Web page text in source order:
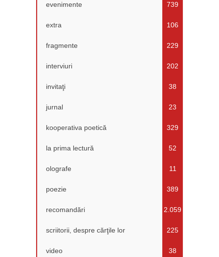
evenimente 739
extra 106
fragmente 229
interviuri 202
invitaţi 38
jurnal 23
kooperativa poetică 329
la prima lectură 52
olografe 11
poezie 389
recomandări 2.059
scriitorii, despre cărţile lor 225
video 38